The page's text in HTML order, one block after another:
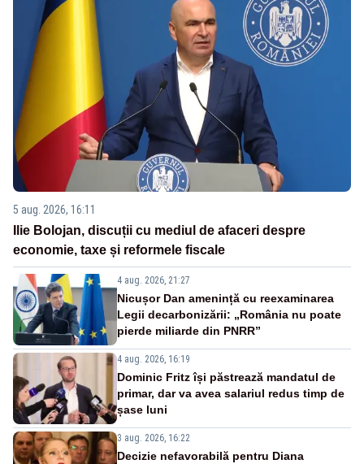
5 aug. 2026, 16:11
Ilie Bolojan, discuții cu mediul de afaceri despre
economie, taxe și reformele fiscale
4 aug. 2026, 21:27
Nicușor Dan amenință cu reexaminarea
Legii decarbonizării: „România nu poate
pierde miliarde din PNRR”
4 aug. 2026, 16:19
Dominic Fritz își păstrează mandatul de
primar, dar va avea salariul redus timp de
șase luni
3 aug. 2026, 16:22
Decizie nefavorabilă pentru Diana